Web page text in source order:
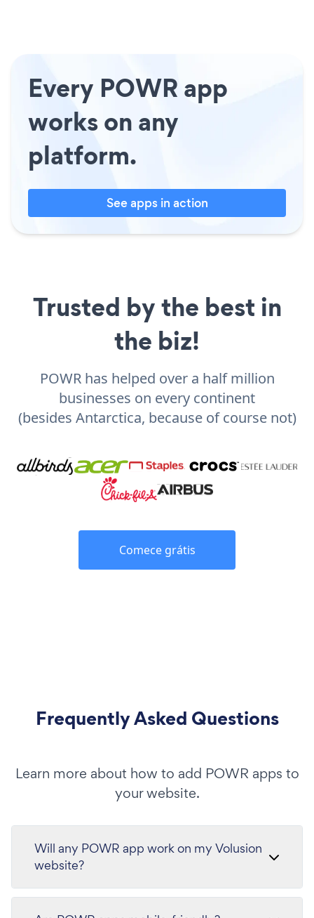
Every POWR app
works on any
platform.
See apps in action
Trusted by the best in
the biz!
POWR has helped over a half million
businesses on every continent
(besides Antarctica, because of course not)
Comece grátis
Frequently Asked Questions
Learn more about how to add POWR apps to
your website.
Will any POWR app work on my Volusion
website?